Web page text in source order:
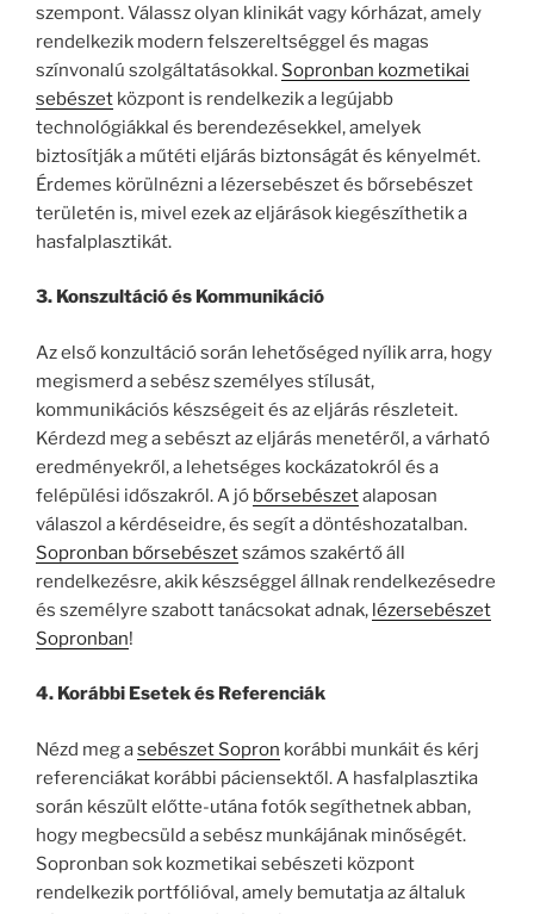
szempont. Válassz olyan klinikát vagy kórházat, amely
rendelkezik modern felszereltséggel és magas
színvonalú szolgáltatásokkal. Sopronban kozmetikai
sebészet központ is rendelkezik a legújabb
technológiákkal és berendezésekkel, amelyek
biztosítják a műtéti eljárás biztonságát és kényelmét.
Érdemes körülnézni a lézersebészet és bőrsebészet
területén is, mivel ezek az eljárások kiegészíthetik a
hasfalplasztikát.
3. Konszultáció és Kommunikáció
Az első konzultáció során lehetőséged nyílik arra, hogy
megismerd a sebész személyes stílusát,
kommunikációs készségeit és az eljárás részleteit.
Kérdezd meg a sebészt az eljárás menetéről, a várható
eredményekről, a lehetséges kockázatokról és a
felépülési időszakról. A jó bőrsebészetalaposan
válaszol a kérdéseidre, és segít a döntéshozatalban.
Sopronban bőrsebészetszámos szakértő áll
rendelkezésre, akik készséggel állnak rendelkezésedre
és személyre szabott tanácsokat adnak, lézersebészet
Sopronban!
4. Korábbi Esetek és Referenciák
Nézd meg asebészet Sopron korábbi munkáit és kérj
referenciákat korábbi páciensektől. A hasfalplasztika
során készült előtte-utána fotók segíthetnek abban,
hogy megbecsüld a sebész munkájának minőségét.
Sopronban sok kozmetikai sebészeti központ
rendelkezik portfólióval, amely bemutatja az általuk